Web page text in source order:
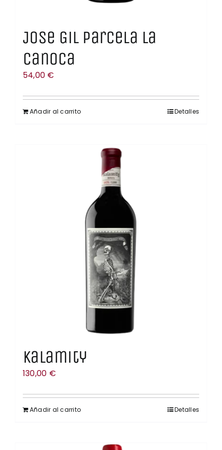
Jose Gil Parcela La
Canoca
54,00 €
Añadir al carrito Detalles
Kalamity
130,00 €
Añadir al carrito Detalles